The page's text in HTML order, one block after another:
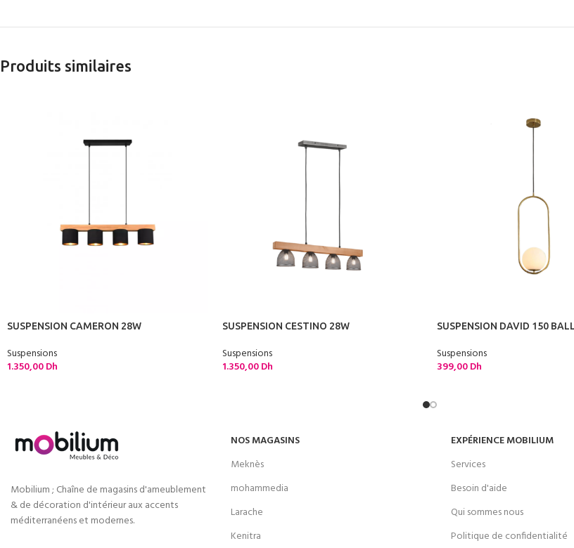
Produits similaires
SUSPENSION CAMERON 28W
Suspensions
1.350,00Dh
SUSPENSION CESTINO 28W
Suspensions
1.350,00Dh
SUSPENSION DAVID 150
Suspensions
399,00Dh
Mobilium ; Chaîne de magasins d'ameublement
& de décoration d'intérieur aux accents
méditerranéens et modernes.
NOS MAGASINS
Meknès
mohammedia
Larache
Kenitra
EXPÉRIENCE MOBILIUM
Services
Besoin d'aide
Qui sommes nous
Politique de confidentialité